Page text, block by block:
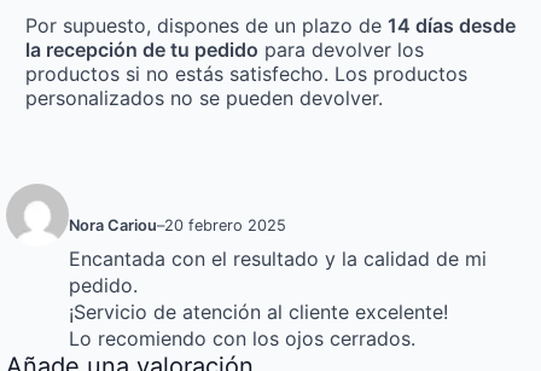
Por supuesto, dispones de un plazo de 14 días desde
la recepción de tu pedido para devolver los
productos si no estás satisfecho. Los productos
personalizados no se pueden devolver.
Nora Cariou–20 febrero 2025
Encantada con el resultado y la calidad de mi
pedido.
¡Servicio de atención al cliente excelente!
Lo recomiendo con los ojos cerrados.